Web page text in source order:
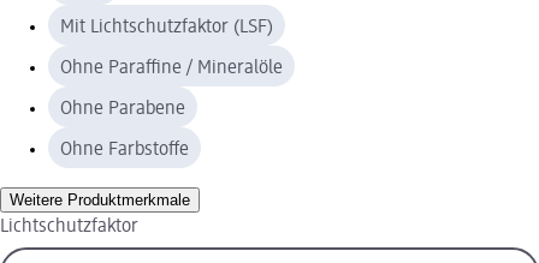
Mit Lichtschutzfaktor (LSF)
Ohne Paraffine / Mineralöle
Ohne Parabene
Ohne Farbstoffe
Weitere Produktmerkmale
Lichtschutzfaktor